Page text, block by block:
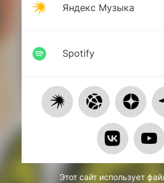
Яндекс Музыка
Spotify
Этот сайт использует